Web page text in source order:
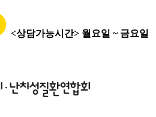
<상담가능시간> 월요일 ~ 금요일